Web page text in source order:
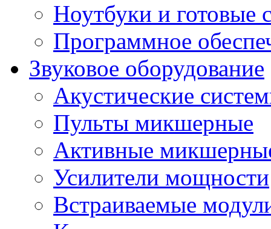
Ноутбуки и готовые
Программное
Звуковое оборудование
Акустические
Пульты микшерные
Активные
Усилители мощности
Встраиваемые